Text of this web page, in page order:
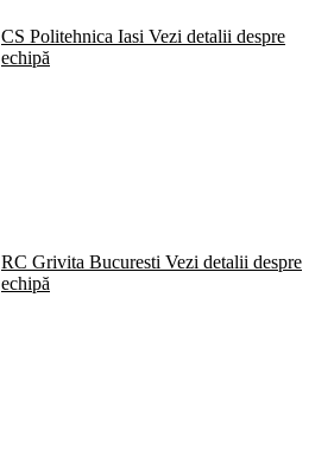
CS Politehnica Iasi Vezi detalii despre
echipă
RC Grivita Bucuresti Vezi detalii despre
echipă